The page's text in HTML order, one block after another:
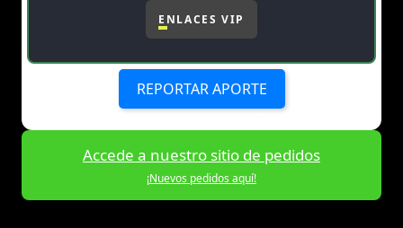
ENLACES VIP
REPORTAR APORTE
Accede a nuestro sitio de pedidos
¡Nuevos pedidos aquí!